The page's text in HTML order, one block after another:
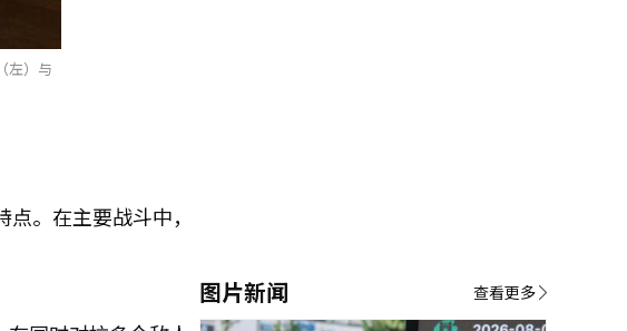
左）与
。在主要战斗中，
图片新闻 查看更多